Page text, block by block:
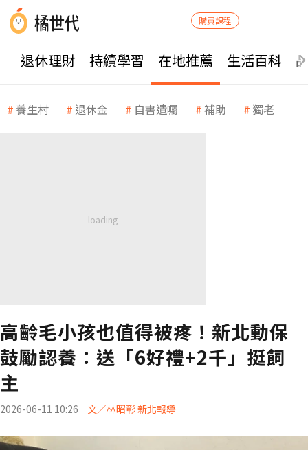
購買課程
退休理財 持續學習 在地推薦 生活百科
養生村 退休金 自書遺囑 補助 獨老
高齡毛小孩也值得被疼！新北動保
鼓勵認養：送「6好禮+2千」挺飼
主
2026-06-11 10:26 文／林昭彰 新北報導